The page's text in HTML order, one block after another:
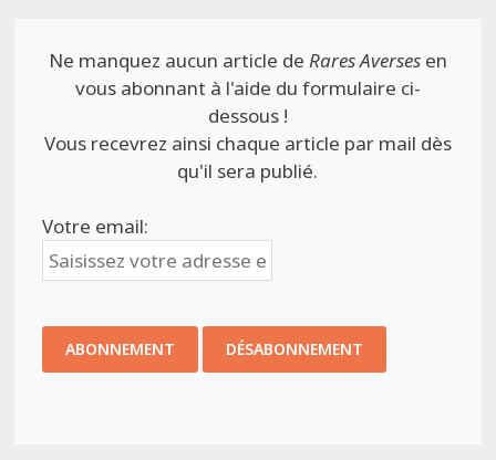
Ne manquez aucun article de Rares Aversesen
vous abonnant à l'aide du formulaire ci-
dessous !
Vous recevrez ainsi chaque article par mail dès
qu'il sera publié.
Votre email: